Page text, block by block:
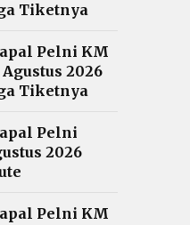
Tiketnya
Pelni KM
2026
Tiketnya
Pelni
2026
Pelni KM